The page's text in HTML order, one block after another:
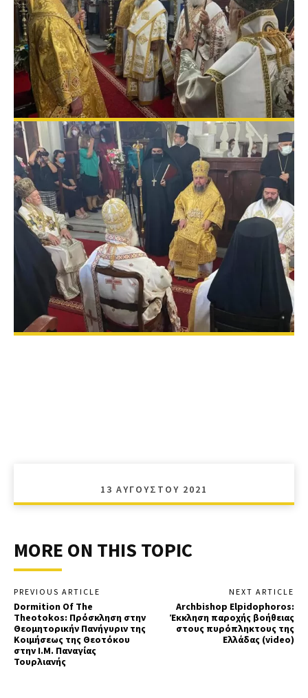
13 ΑΥΓΟΎΣΤΟΥ 2021
MORE ON THIS TOPIC
PREVIOUS ARTICLE
Dormition Of The
Theotokos: Πρόσκληση στην
Θεομητορικήν Πανήγυριν της
Κοιμήσεως της Θεοτόκου
στην Ι.Μ. Παναγίας
Τουρλιανής
NEXT ARTICLE
Archbishop Elpidophoros:
Έκκληση παροχής βοήθειας
στους πυρόπληκτους της
Ελλάδας (video)